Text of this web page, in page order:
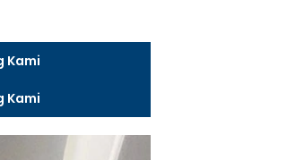
Kami
Kami